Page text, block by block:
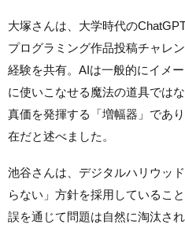
大塚さんは、大学時代の
プログラミング作品投稿チャレ
経験を共有。AIは一般的にイメ
に使いこなせる魔法の道具では
真価を発揮する「増幅器」であ
在だと述べました。
池谷さんは、デジタルハリウッ
らない」方針を採用しているこ
誤を通じて問題は自然に淘汰さ